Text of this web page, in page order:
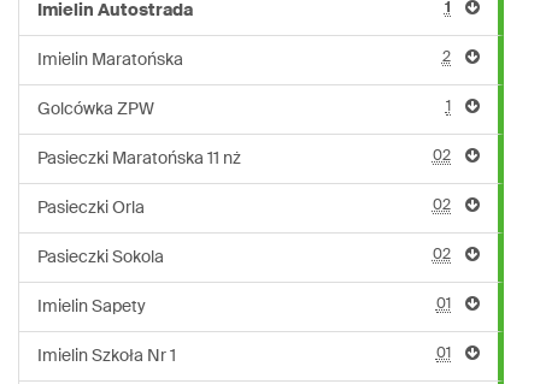
Imielin Autostrada 1
Imielin Maratońska 2
Golcówka ZPW 1
Pasieczki Maratońska 11 nż 02
Pasieczki Orla 02
Pasieczki Sokola 02
Imielin Sapety 01
Imielin Szkoła Nr 1 01